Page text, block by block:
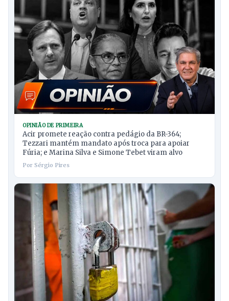
OPINIÃO DE PRIMEIRA
Acir promete reação contra pedágio da BR-364;
Tezzari mantém mandato após troca para apoiar
Fúria; e Marina Silva e Simone Tebet viram alvo
Por Sérgio Pires